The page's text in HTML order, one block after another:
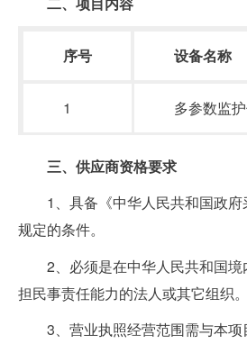
序号 设备名称
1 多参数监
三、供应商资格要求
1、具备《中华人民共和国政
规定的条件。
2、必须是在中华人民共和国
担民事责任能力的法人或其它组织。
3、营业执照经营范围需与本